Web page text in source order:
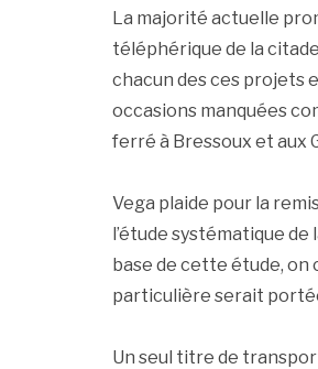
La majorité actuelle
téléphérique de la
chacun des ces projets
occasions manquées
ferré à Bressoux et aux
Vega plaide pour la
l’étude systématique
base de cette étude,
particulière serait
Un seul titre de